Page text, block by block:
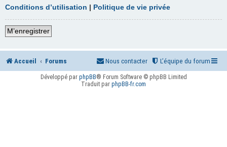
Conditions d’utilisation | Politique de vie privée
M’enregistrer
Accueil Forums L’équipe du forum
Nous contacter
Développé par phpBB® Forum Software © phpBB Limited
Traduit par phpBB-fr.com